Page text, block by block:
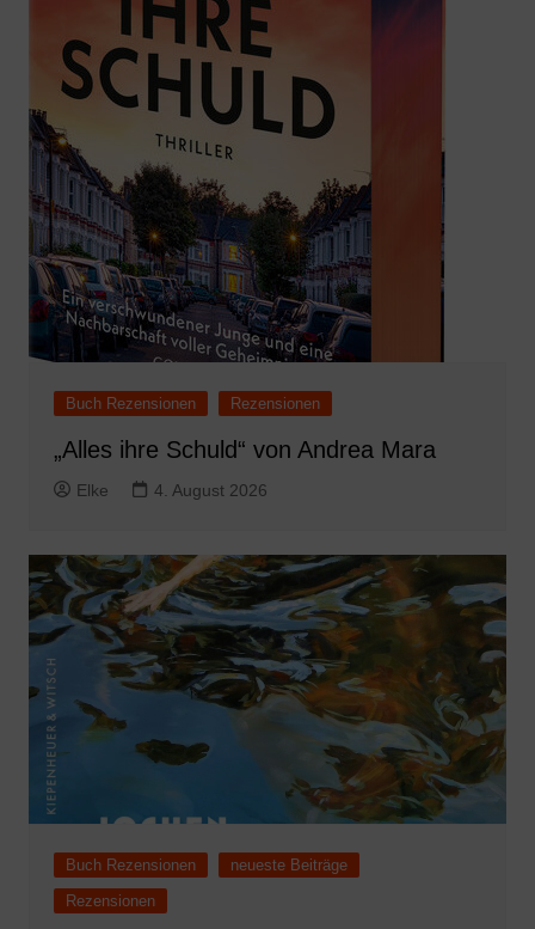
Buch Rezensionen Rezensionen
„Alles ihre Schuld“ von Andrea Mara
Elke 4. August 2026
Buch Rezensionen
neueste Beiträge
Rezensionen